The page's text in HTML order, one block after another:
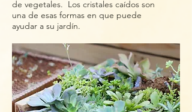
de vegetales. Los cristales caídos son
una de esas formas en que puede
ayudar a su jardín.